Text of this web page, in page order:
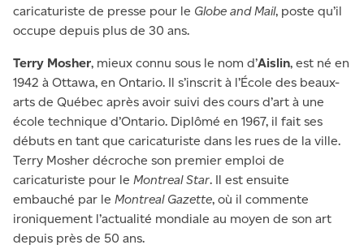
caricaturiste de presse pour le Globe and Mail, poste qu’il
occupe depuis plus de 30 ans.
Terry Mosher, mieux connu sous le nom d’Aislin, est né en
1942 à Ottawa, en Ontario. Il s’inscrit à l’École des beaux-
arts de Québec après avoir suivi des cours d’art à une
école technique d’Ontario. Diplômé en 1967, il fait ses
débuts en tant que caricaturiste dans les rues de la ville.
Terry Mosher décroche son premier emploi de
caricaturiste pour le Montreal Star. Il est ensuite
embauché par le Montreal Gazette, où il commente
ironiquement l’actualité mondiale au moyen de son art
depuis près de 50 ans.